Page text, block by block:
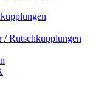
/ Rutschkupplungen